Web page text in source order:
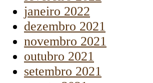
janeiro 2022
dezembro 2021
novembro 2021
outubro 2021
setembro 2021